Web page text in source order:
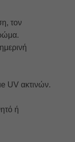
τον
UV ακτινών.
ή